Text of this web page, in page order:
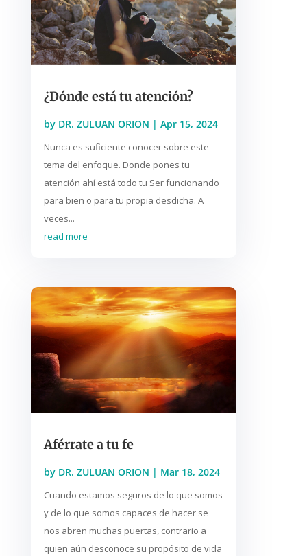
¿Dónde está tu atención?
by DR. ZULUAN ORION | Apr 15, 2024
Nunca es suficiente conocer sobre este
tema del enfoque. Donde pones tu
atención ahí está todo tu Ser funcionando
para bien o para tu propia desdicha. A
veces...
read more
Aférrate a tu fe
by DR. ZULUAN ORION | Mar 18, 2024
Cuando estamos seguros de lo que somos
y de lo que somos capaces de hacer se
nos abren muchas puertas, contrario a
quien aún desconoce su propósito de vida